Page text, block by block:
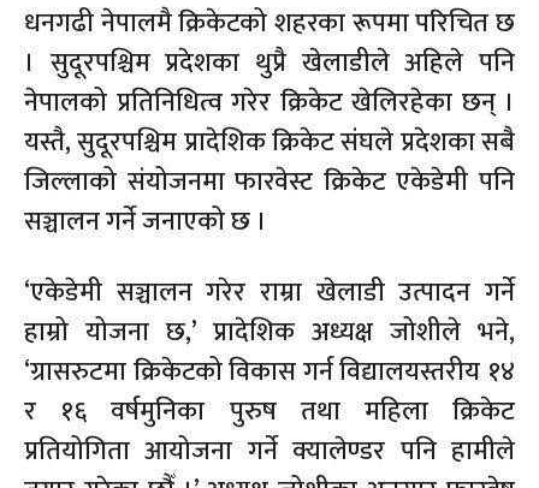
धनगढी नेपालमै क्रिकेटको शहरका रूपमा परिचित छ
। सुदूरपश्चिम प्रदेशका थुप्रै खेलाडीले अहिले पनि
नेपालको प्रतिनिधित्व गरेर क्रिकेट खेलिरहेका छन् ।
यस्तै, सुदूरपश्चिम प्रादेशिक क्रिकेट संघले प्रदेशका सबै
जिल्लाको संयोजनमा फारवेस्ट क्रिकेट एकेडेमी पनि
सञ्चालन गर्ने जनाएको छ ।
‘एकेडेमी सञ्चालन गरेर राम्रा खेलाडी उत्पादन गर्ने
हाम्रो योजना छ,’ प्रादेशिक अध्यक्ष जोशीले भने,
‘ग्रासरुटमा क्रिकेटको विकास गर्न विद्यालयस्तरीय १४
र १६ वर्षमुनिका पुरुष तथा महिला क्रिकेट
प्रतियोगिता आयोजना गर्ने क्यालेण्डर पनि हामीले